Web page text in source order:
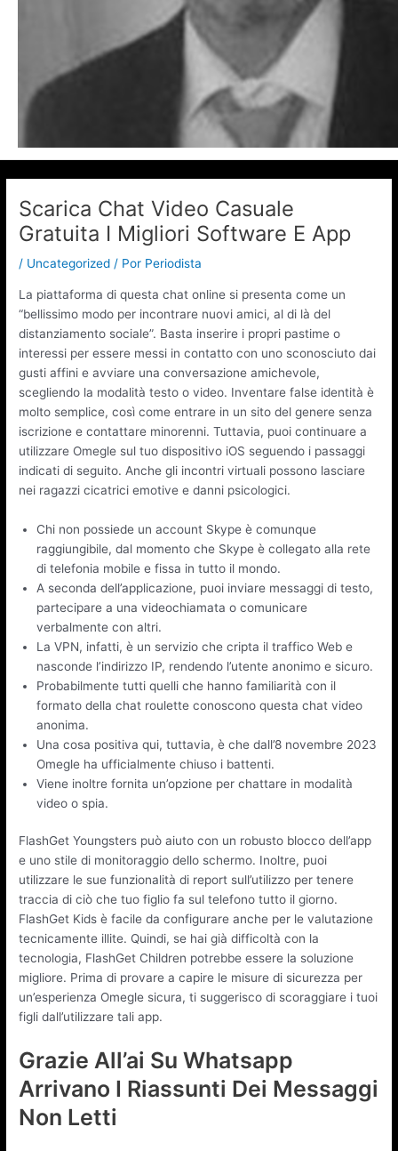
Scarica Chat Video Casuale
Gratuita I Migliori Software E App
/ Uncategorized / Por Periodista
La piattaforma di questa chat online si presenta come un
“bellissimo modo per incontrare nuovi amici, al di là del
distanziamento sociale”. Basta inserire i propri pastime o
interessi per essere messi in contatto con uno sconosciuto dai
gusti affini e avviare una conversazione amichevole,
scegliendo la modalità testo o video. Inventare false identità è
molto semplice, così come entrare in un sito del genere senza
iscrizione e contattare minorenni. Tuttavia, puoi continuare a
utilizzare Omegle sul tuo dispositivo iOS seguendo i passaggi
indicati di seguito. Anche gli incontri virtuali possono lasciare
nei ragazzi cicatrici emotive e danni psicologici.
Chi non possiede un account Skype è comunque
raggiungibile, dal momento che Skype è collegato alla rete
di telefonia mobile e fissa in tutto il mondo.
A seconda dell’applicazione, puoi inviare messaggi di testo,
partecipare a una videochiamata o comunicare
verbalmente con altri.
La VPN, infatti, è un servizio che cripta il traffico Web e
nasconde l’indirizzo IP, rendendo l’utente anonimo e sicuro.
Probabilmente tutti quelli che hanno familiarità con il
formato della chat roulette conoscono questa chat video
anonima.
Una cosa positiva qui, tuttavia, è che dall’8 novembre 2023
Omegle ha ufficialmente chiuso i battenti.
Viene inoltre fornita un’opzione per chattare in modalità
video o spia.
FlashGet Youngsters può aiuto con un robusto blocco dell’app
e uno stile di monitoraggio dello schermo. Inoltre, puoi
utilizzare le sue funzionalità di report sull’utilizzo per tenere
traccia di ciò che tuo figlio fa sul telefono tutto il giorno.
FlashGet Kids è facile da configurare anche per le valutazione
tecnicamente illite. Quindi, se hai già difficoltà con la
tecnologia, FlashGet Children potrebbe essere la soluzione
migliore. Prima di provare a capire le misure di sicurezza per
un’esperienza Omegle sicura, ti suggerisco di scoraggiare i tuoi
figli dall’utilizzare tali app.
Grazie All’ai Su Whatsapp
Arrivano I Riassunti Dei Messaggi
Non Letti